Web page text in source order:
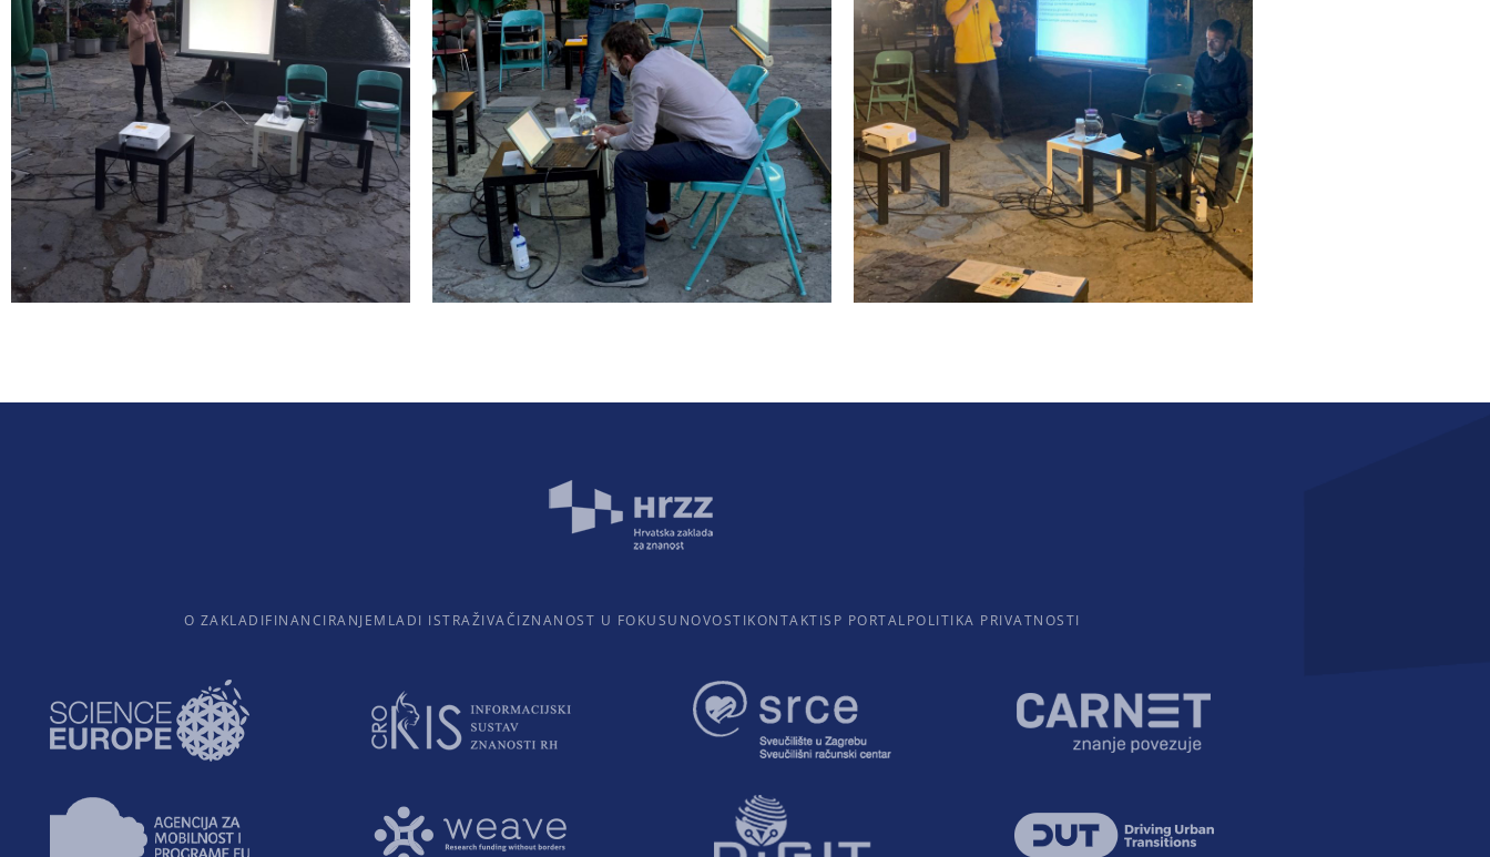
O ZAKLADIFINANCIRANJEMLADI ISTRAŽIVAČIZNANOST U FOKUSU NOVOSTIKONTAKTISP PORTALPOLITIKA PRIVATNOSTI